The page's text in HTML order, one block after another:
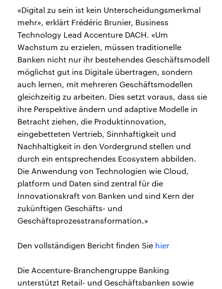
«Digital zu sein ist kein Unterscheidungsmerkmal
mehr», erklärt Frédéric Brunier, Business
Technology Lead Accenture DACH. «Um
Wachstum zu erzielen, müssen traditionelle
Banken nicht nur ihr bestehendes Geschäftsmodell
möglichst gut ins Digitale übertragen, sondern
auch lernen, mit mehreren Geschäftsmodellen
gleichzeitig zu arbeiten. Dies setzt voraus, dass sie
ihre Perspektive ändern und adaptive Modelle in
Betracht ziehen, die Produktinnovation,
eingebetteten Vertrieb, Sinnhaftigkeit und
Nachhaltigkeit in den Vordergrund stellen und
durch ein entsprechendes Ecosystem abbilden.
Die Anwendung von Technologien wie Cloud,
platform und Daten sind zentral für die
Innovationskraft von Banken und sind Kern der
zukünftigen Geschäfts- und
Geschäftsprozesstransformation.»
Den vollständigen Bericht finden Sie hier
Die Accenture-Branchengruppe Banking
unterstützt Retail- und Geschäftsbanken sowie